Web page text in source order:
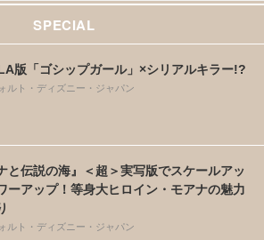
SPECIAL
版「ゴシップガール」×シリアルキラー!?
ルト・ディズニー・ジャパン
と伝説の海』＜超＞実写版でスケールアッ
ーアップ！等身大ヒロイン・モアナの魅力
ルト・ディズニー・ジャパン